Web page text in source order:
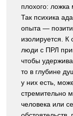
плохого: ложка
Так психика
опыта —
изолируется.
люди с ПРЛ
чтобы
то в глубине
у них есть,
стремительно
человека или